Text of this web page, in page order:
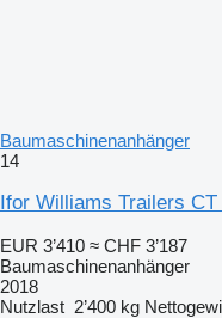
Baumaschinenanhänger
14
Ifor Williams Trailers CT
EUR 3’410 ≈ CHF 3’187
Baumaschinenanhänger
2018
Nutzlast 2’400 kg